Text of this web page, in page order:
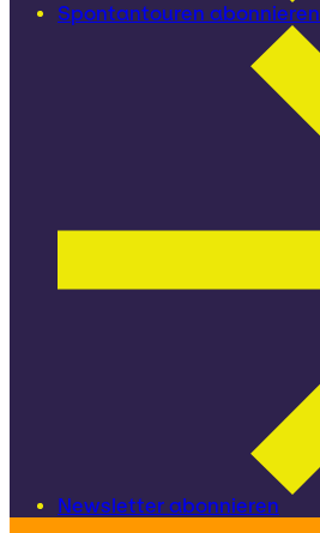
Spontantouren abonnieren
Newsletter abonnieren